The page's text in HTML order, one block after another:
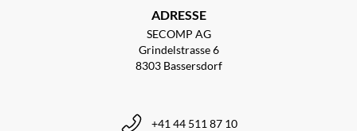
ADRESSE
SECOMP AG
Grindelstrasse 6
8303 Bassersdorf
+41 44 511 87 10